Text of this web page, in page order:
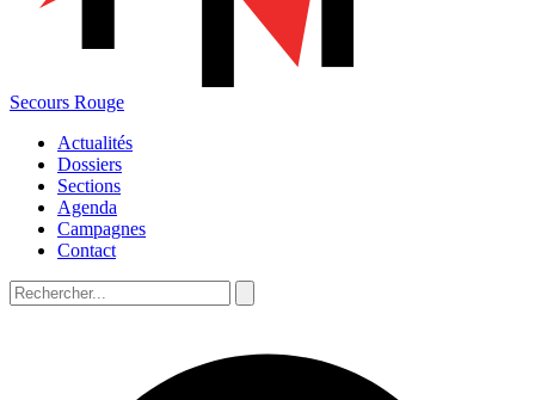
Secours Rouge
Actualités
Dossiers
Sections
Agenda
Campagnes
Contact